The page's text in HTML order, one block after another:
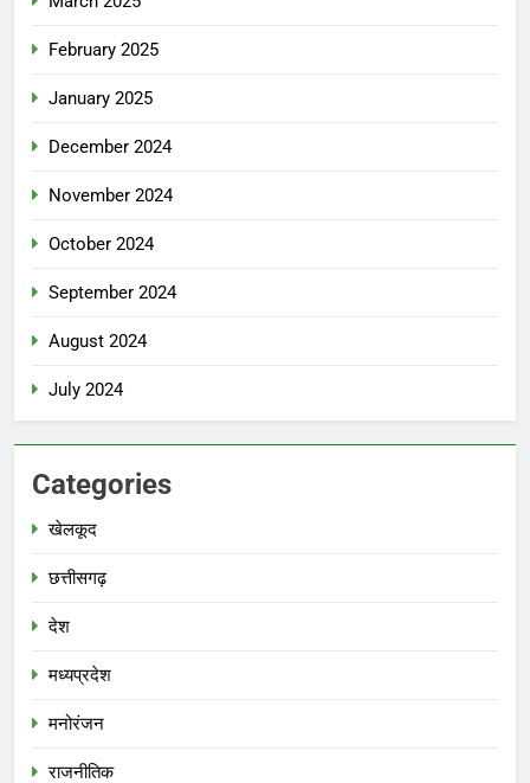
February 2025
January 2025
December 2024
November 2024
October 2024
September 2024
August 2024
July 2024
Categories
खेलकूद
छत्तीसगढ़
देश
मध्‍यप्रदेश
मनोरंजन
राजनीतिक